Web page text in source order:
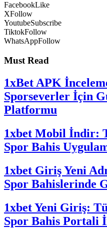
FacebookLike
XFollow
YoutubeSubscribe
TiktokFollow
WhatsAppFollow
Must Read
1xBet APK
Sporseverler İçin
Platformu
1xbet Mobil İndir:
Spor Bahis
1xbet Giriş Yeni
Spor Bahislerinde
1xbet Yeni Giriş:
Spor Bahis Portali